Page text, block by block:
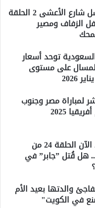
بالتفاصيل: مسلسل شارع الأعشى 2 الحلقة
الزفاف ومصير
توحد أسعار
على مستوى
2026
لمباراة مصر وجنوب
2025
بالتفاصيل: شاهد الآن الحلقة 24 من
هل قُتل ”جابر” في
والدتها بعيد الأم
في الكويت"